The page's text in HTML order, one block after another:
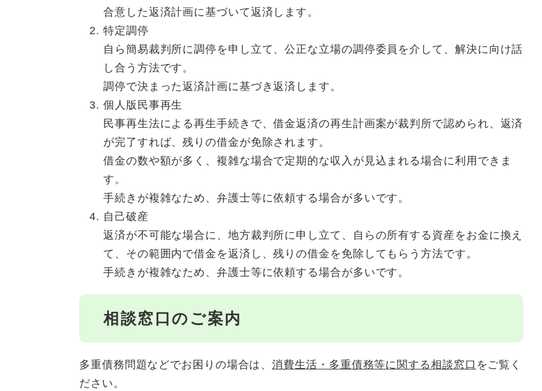
合意した返済計画に基づいて返済します。
特定調停
自ら簡易裁判所に調停を申し立て、公正な立場の調停委員を介して、解決に向け話
し合う方法です。
調停で決まった返済計画に基づき返済します。
個人版民事再生
民事再生法による再生手続きで、借金返済の再生計画案が裁判所で認められ、返済
が完了すれば、残りの借金が免除されます。
借金の数や額が多く、複雑な場合で定期的な収入が見込まれる場合に利用できま
す。
手続きが複雑なため、弁護士等に依頼する場合が多いです。
自己破産
返済が不可能な場合に、地方裁判所に申し立て、自らの所有する資産をお金に換え
て、その範囲内で借金を返済し、残りの借金を免除してもらう方法です。
手続きが複雑なため、弁護士等に依頼する場合が多いです。
相談窓口のご案内
多重債務問題などでお困りの場合は、消費生活・多重債務等に関する相談窓口 をご覧く
ださい。